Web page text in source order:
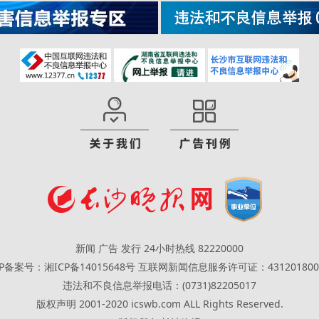
新闻 广告 发行 24小时热线 82220000
备案号：湘ICP备14015648号 互联网新闻信息服务许可证：
违法和不良信息举报电话：(0731)82205017
版权声明 2001-2020 icswb.com ALL Rights Reserved.